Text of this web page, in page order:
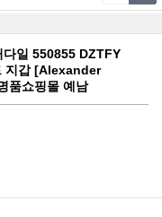
다일 550855 DZTFY
지갑 [Alexander
품쇼핑몰 예남